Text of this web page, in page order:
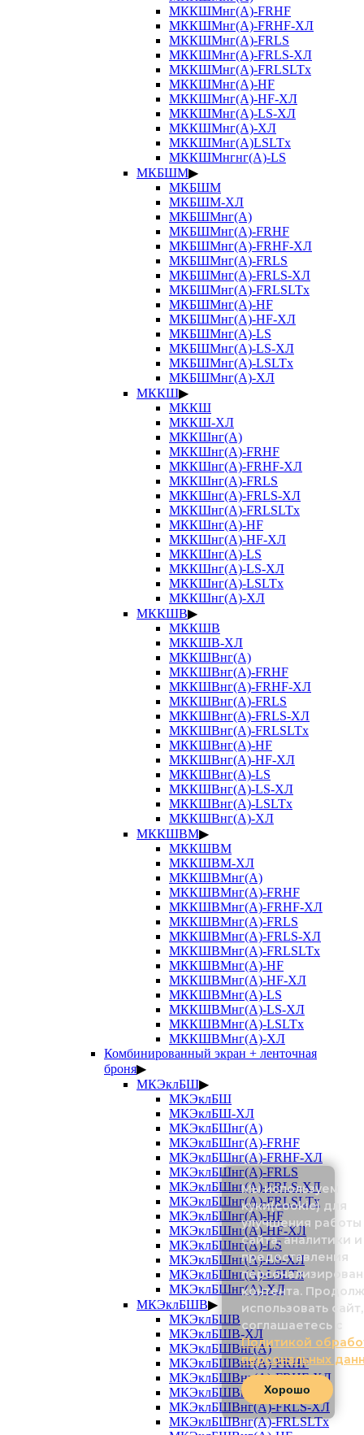
МККШМнг(А)-FRHF
МККШМнг(А)-FRHF-ХЛ
МККШМнг(А)-FRLS
МККШМнг(А)-FRLS-ХЛ
МККШМнг(А)-FRLSLTx
МККШМнг(А)-HF
МККШМнг(А)-HF-ХЛ
МККШМнг(А)-LS-ХЛ
МККШМнг(А)-ХЛ
МККШМнг(А)LSLTx
МККШМнгнг(А)-LS
МКБШМ▶
МКБШМ
МКБШМ-ХЛ
МКБШМнг(А)
МКБШМнг(А)-FRHF
МКБШМнг(А)-FRHF-ХЛ
МКБШМнг(А)-FRLS
МКБШМнг(А)-FRLS-ХЛ
МКБШМнг(А)-FRLSLTx
МКБШМнг(А)-HF
МКБШМнг(А)-HF-ХЛ
МКБШМнг(А)-LS
МКБШМнг(А)-LS-ХЛ
МКБШМнг(А)-LSLTx
МКБШМнг(А)-ХЛ
МККШ▶
МККШ
МККШ-ХЛ
МККШнг(А)
МККШнг(А)-FRHF
МККШнг(А)-FRHF-ХЛ
МККШнг(А)-FRLS
МККШнг(А)-FRLS-ХЛ
МККШнг(А)-FRLSLTx
МККШнг(А)-HF
МККШнг(А)-HF-ХЛ
МККШнг(А)-LS
МККШнг(А)-LS-ХЛ
МККШнг(А)-LSLTx
МККШнг(А)-ХЛ
МККШВ▶
МККШВ
МККШВ-ХЛ
МККШВнг(А)
МККШВнг(А)-FRHF
МККШВнг(А)-FRHF-ХЛ
МККШВнг(А)-FRLS
МККШВнг(А)-FRLS-ХЛ
МККШВнг(А)-FRLSLTx
МККШВнг(А)-HF
МККШВнг(А)-HF-ХЛ
МККШВнг(А)-LS
МККШВнг(А)-LS-ХЛ
МККШВнг(А)-LSLTx
МККШВнг(А)-ХЛ
МККШВМ▶
МККШВМ
МККШВМ-ХЛ
МККШВМнг(А)
МККШВМнг(А)-FRHF
МККШВМнг(А)-FRHF-ХЛ
МККШВМнг(А)-FRLS
МККШВМнг(А)-FRLS-ХЛ
МККШВМнг(А)-FRLSLTx
МККШВМнг(А)-HF
МККШВМнг(А)-HF-ХЛ
МККШВМнг(А)-LS
МККШВМнг(А)-LS-ХЛ
МККШВМнг(А)-LSLTx
МККШВМнг(А)-ХЛ
Комбинированный экран + ленточная
броня▶
МКЭклБШ▶
МКЭклБШ
МКЭклБШ-ХЛ
МКЭклБШнг(А)
МКЭклБШнг(А)-FRHF
МКЭклБШнг(А)-FRHF-ХЛ
МКЭклБШнг(А)-FRLS
МКЭклБШнг(А)-FRLS-ХЛ
МКЭклБШнг(А)-FRLSLTx
МКЭклБШнг(А)-HF
МКЭклБШнг(А)-HF-ХЛ
МКЭклБШнг(А)-LS
МКЭклБШнг(А)-LS-ХЛ
МКЭклБШнг(А)-LSLTx
МКЭклБШнг(А)-ХЛ
МКЭклБШВ▶
МКЭклБШВ
МКЭклБШВ-ХЛ
МКЭклБШВнг(А)
МКЭклБШВнг(А)-FRHF
МКЭклБШВнг(А)-FRHF-ХЛ
МКЭклБШВнг(А)-FRLS
МКЭклБШВнг(А)-FRLS-ХЛ
МКЭклБШВнг(А)-FRLSLTx
Мы используем
куки(cookie) для
улучшения работы
сайта, аналитики и
предоставления
контента.
использовать
соглашаетесь с
Политикой
персональных
Хорошо